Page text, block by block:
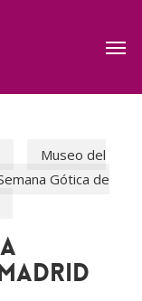
Museo del
Gótica de